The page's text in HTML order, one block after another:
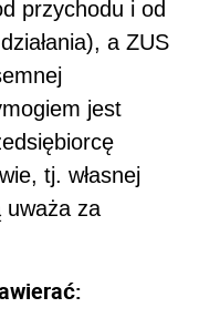
przychodu i od
a ZUS
jest
tj. własnej
uważa za